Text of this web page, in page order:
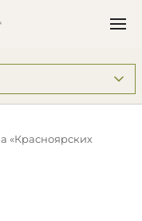
«Красноярских